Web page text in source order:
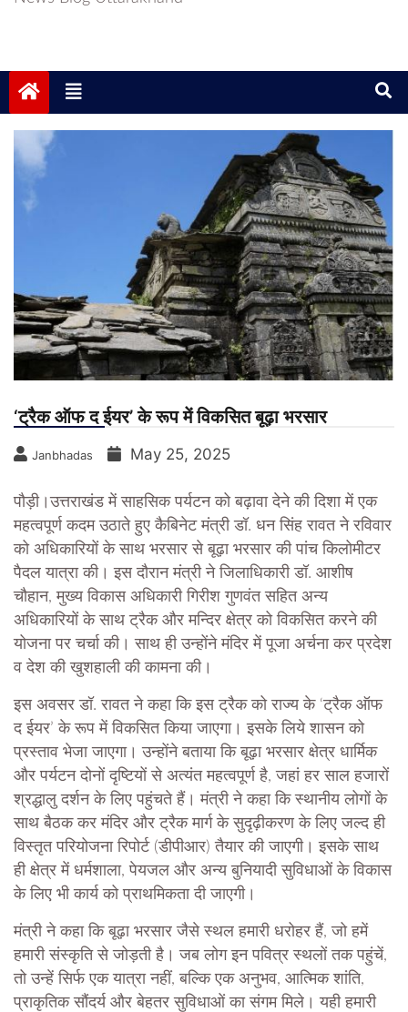
‘ट्रैक ऑफ द ईयर’ के रूप में विकसित बूढ़ा भरसार
Janbhadas May 25, 2025
पौड़ी।उत्तराखंड में साहसिक पर्यटन को बढ़ावा देने की दिशा में एक
महत्वपूर्ण कदम उठाते हुए कैबिनेट मंत्री डॉ. धन सिंह रावत ने रविवार
को अधिकारियों के साथ भरसार से बूढ़ा भरसार की पांच किलोमीटर
पैदल यात्रा की। इस दौरान मंत्री ने जिलाधिकारी डॉ. आशीष
चौहान, मुख्य विकास अधिकारी गिरीश गुणवंत सहित अन्य
अधिकारियों के साथ ट्रैक और मन्दिर क्षेत्र को विकसित करने की
योजना पर चर्चा की। साथ ही उन्होंने मंदिर में पूजा अर्चना कर प्रदेश
व देश की खुशहाली की कामना की।
इस अवसर डॉ. रावत ने कहा कि इस ट्रैक को राज्य के ‘ट्रैक ऑफ
द ईयर’ के रूप में विकसित किया जाएगा। इसके लिये शासन को
प्रस्ताव भेजा जाएगा। उन्होंने बताया कि बूढ़ा भरसार क्षेत्र धार्मिक
और पर्यटन दोनों दृष्टियों से अत्यंत महत्वपूर्ण है, जहां हर साल हजारों
श्रद्धालु दर्शन के लिए पहुंचते हैं। मंत्री ने कहा कि स्थानीय लोगों के
साथ बैठक कर मंदिर और ट्रैक मार्ग के सुदृढ़ीकरण के लिए जल्द ही
विस्तृत परियोजना रिपोर्ट (डीपीआर) तैयार की जाएगी। इसके साथ
ही क्षेत्र में धर्मशाला, पेयजल और अन्य बुनियादी सुविधाओं के विकास
के लिए भी कार्य को प्राथमिकता दी जाएगी।
मंत्री ने कहा कि बूढ़ा भरसार जैसे स्थल हमारी धरोहर हैं, जो हमें
हमारी संस्कृति से जोड़ती है। जब लोग इन पवित्र स्थलों तक पहुंचें,
तो उन्हें सिर्फ एक यात्रा नहीं, बल्कि एक अनुभव, आत्मिक शांति,
प्राकृतिक सौंदर्य और बेहतर सुविधाओं का संगम मिले। यही हमारी